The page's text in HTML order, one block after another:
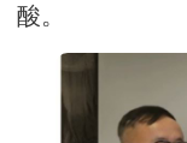
酸。